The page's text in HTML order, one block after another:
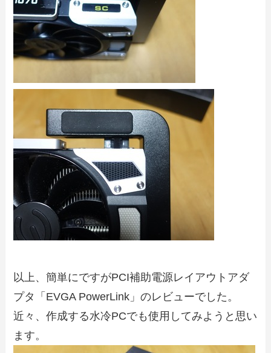
以上、簡単にですがPCI補助電源レイアウトアダ
プタ「EVGA PowerLink」のレビューでした。
近々、作成する水冷PCでも使用してみようと思い
ます。